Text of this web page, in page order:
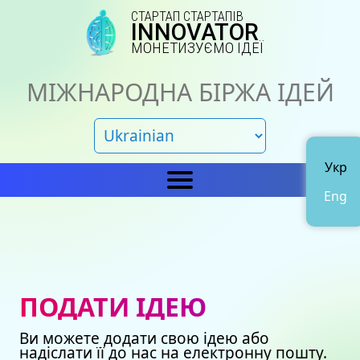
Укр
Eng
СТАРТАП СТАРТАПІВ
INNOVATOR
МОНЕТИЗУЄМО ІДЕЇ
МІЖНАРОДНА БІРЖА ІДЕЙ
Представництва
Наші сертифікати
Каталог ідей
Avto
Подати ідею
ПОДАТИ ІДЕЮ
Ви можете додати свою ідею або
надіслати її до нас на електронну пошту.